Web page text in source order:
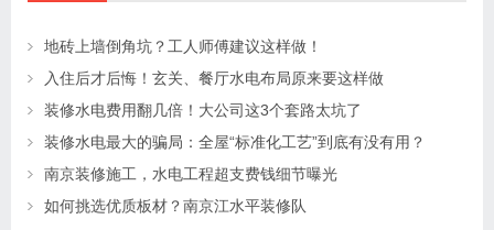
地砖上墙倒角坑？工人师傅建议这样做！
入住后才后悔！玄关、餐厅水电布局原来要这样做
装修水电费用翻几倍！大公司这3个套路太坑了
装修水电最大的骗局：全屋“标准化工艺”到底有没有用？
南京装修施工，水电工程超支费钱细节曝光
如何挑选优质板材？南京江水平装修队